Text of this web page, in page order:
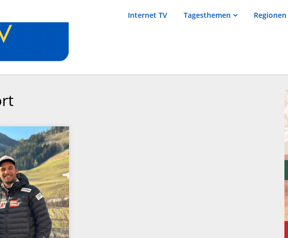
Internet TV Tagesthemen Regionen